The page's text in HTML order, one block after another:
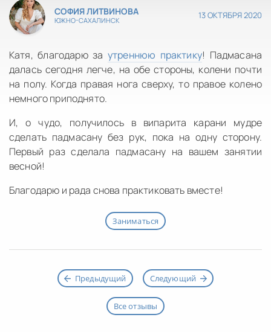
СОФИЯ ЛИТВИНОВА
ЮЖНО-САХАЛИНСК 13 ОКТЯБРЯ 2020
Катя, благодарю за утреннюю практику! Падмасана
далась сегодня легче, на обе стороны, колени почти
на полу. Когда правая нога сверху, то правое колено
немного приподнято.
И, о чудо, получилось в випарита карани мудре
сделать падмасану без рук, пока на одну сторону.
Первый раз сделала падмасану на вашем занятии
весной!
Благодарю и рада снова практиковать вместе!
Заниматься
Предыдущий Следующий
Все отзывы